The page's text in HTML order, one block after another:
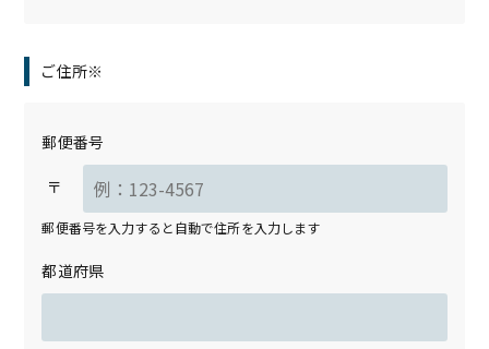
ご住所※
郵便番号
〒
郵便番号を入力すると自動で住所を入力します
都道府県